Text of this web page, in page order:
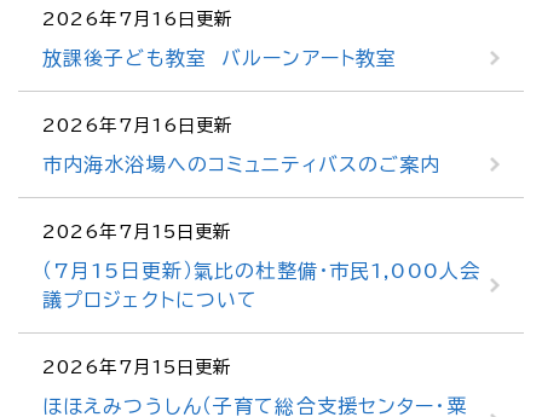
2026年7月16日更新
放課後子ども教室 バルーンアート教室
2026年7月16日更新
市内海水浴場へのコミュニティバスのご案内
2026年7月15日更新
（7月15日更新）氣比の杜整備・市民1,000人会
議プロジェクトについて
2026年7月15日更新
ほほえみつうしん（子育て総合支援センター・粟